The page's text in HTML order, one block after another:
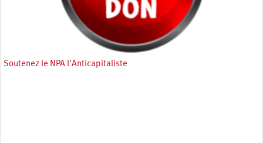
Soutenez le NPA l'Anticapitaliste